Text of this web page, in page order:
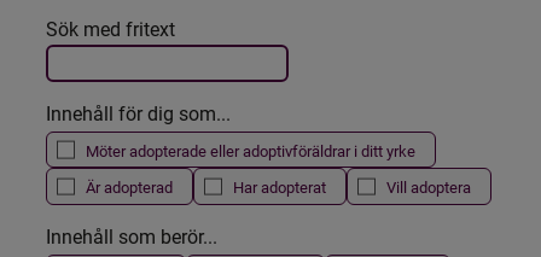
Filtrera resultatet
Det här formuläret postas automatiskt
Sök med fritext
Innehåll för dig som...
Möter adopterade eller adoptivföräldrar i ditt yrke
Är adopterad
Har adopterat Vill adoptera
Innehåll som berör...